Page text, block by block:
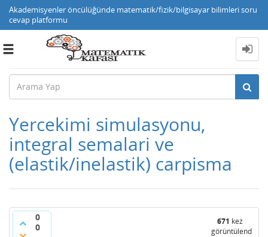
Akademisyenler öncülüğünde matematik/fizik/bilgisayar bilimleri soru
cevap platformu
Toggle
Yercekimi simulasyonu,
integral semalari ve
(elastik/inelastik) carpisma
0
0
671 kez
görüntülendi